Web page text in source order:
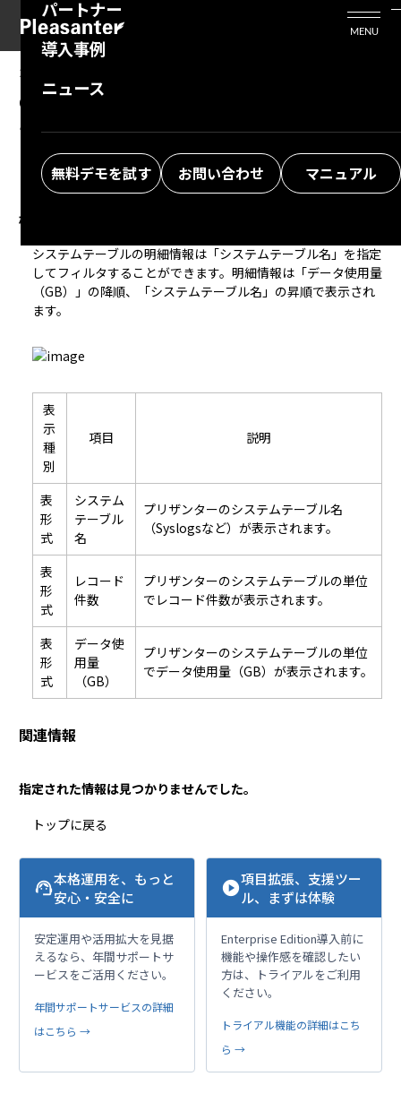
活用シーン
Enterprise Edition
パートナー
プリザンタービジネスを検討中の方
導入事例
ニュース
無料デモを試す お問い合わせ マニュアル
MENU
2025/02/14
Operations Tools：監視アラート：システム
テーブル
概要
システムテーブルの明細情報は「システムテーブル名」を指定
してフィルタすることができます。明細情報は「データ使用量
（GB）」の降順、「システムテーブル名」の昇順で表示され
ます。
表
示
種
別
項目 説明
表
形
式
システム
テーブル
名
プリザンターのシステムテーブル名
（Syslogsなど）が表示されます。
表
形
式
レコード
件数
プリザンターのシステムテーブルの単位
でレコード件数が表示されます。
表
形
式
データ使
用量
（GB）
プリザンターのシステムテーブルの単位
でデータ使用量（GB）が表示されます。
関連情報
指定された情報は見つかりませんでした。
トップに戻る
support_agent本格運用を、もっと
安心・安全に
安定運用や活用拡大を見据
えるなら、年間サポートサ
ービスをご活用ください。
年間サポートサービスの詳細
はこちら →
play_circle項目拡張、支援ツー
ル、まずは体験
Enterprise Edition導入前に
機能や操作感を確認したい
方は、トライアルをご利用
ください。
トライアル機能の詳細はこち
ら →